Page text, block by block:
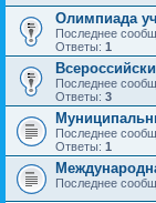
Олимпиада
Последнее
Ответы: 1
Последнее
Ответы: 3
Последнее
Ответы: 1
Последнее